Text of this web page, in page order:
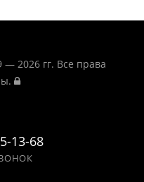
2026 гг. Все права
13-68